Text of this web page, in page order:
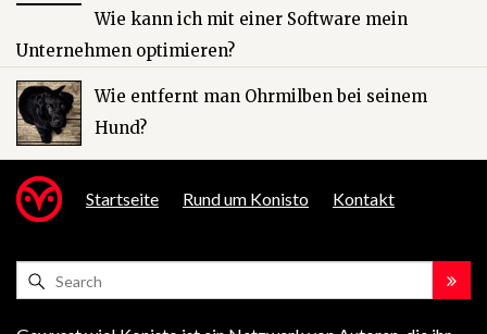
Wie kann ich mit einer Software mein
Unternehmen optimieren?
Wie entfernt man Ohrmilben bei seinem
Hund?
Startseite Rund um Konisto Kontakt